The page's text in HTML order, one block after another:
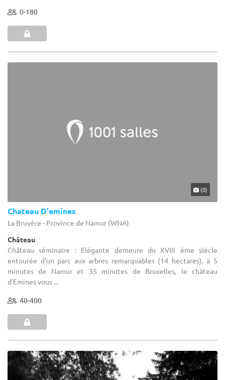
0-180
(0)
Chateau D'emines
La Bruyère - Province de Namur (WNA)
Château
Château séminaire : Elégante demeure du XVIII ème siècle
entourée d'un parc aux arbres remarquables (14 hectares), à 5
minutes de Namur et 35 minutes de Bruxelles, le château
d'Emines vous ...
40-400